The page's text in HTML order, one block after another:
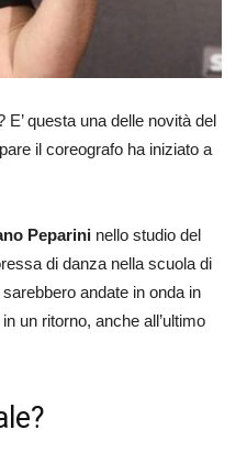
E’ questa una delle novità del
il coreografo ha iniziato a
Peparini nello studio del
di danza nella scuola di
sarebbero andate in onda in
un ritorno, anche all’ultimo